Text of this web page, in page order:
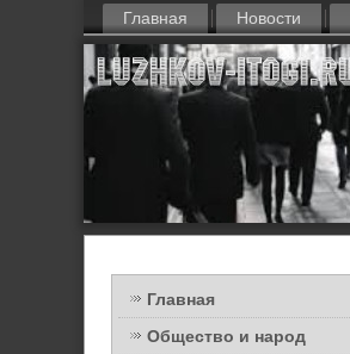
Главная Новости
Главная
Общество и народ